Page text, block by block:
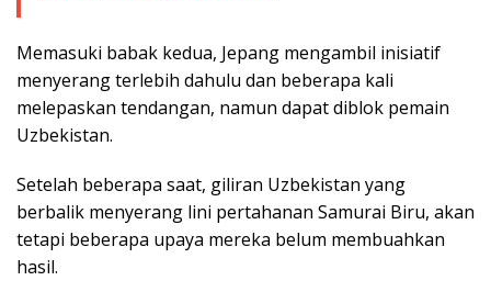
Memasuki babak kedua, Jepang mengambil inisiatif
menyerang terlebih dahulu dan beberapa kali
melepaskan tendangan, namun dapat diblok pemain
Uzbekistan.
Setelah beberapa saat, giliran Uzbekistan yang
berbalik menyerang lini pertahanan Samurai Biru, akan
tetapi beberapa upaya mereka belum membuahkan
hasil.